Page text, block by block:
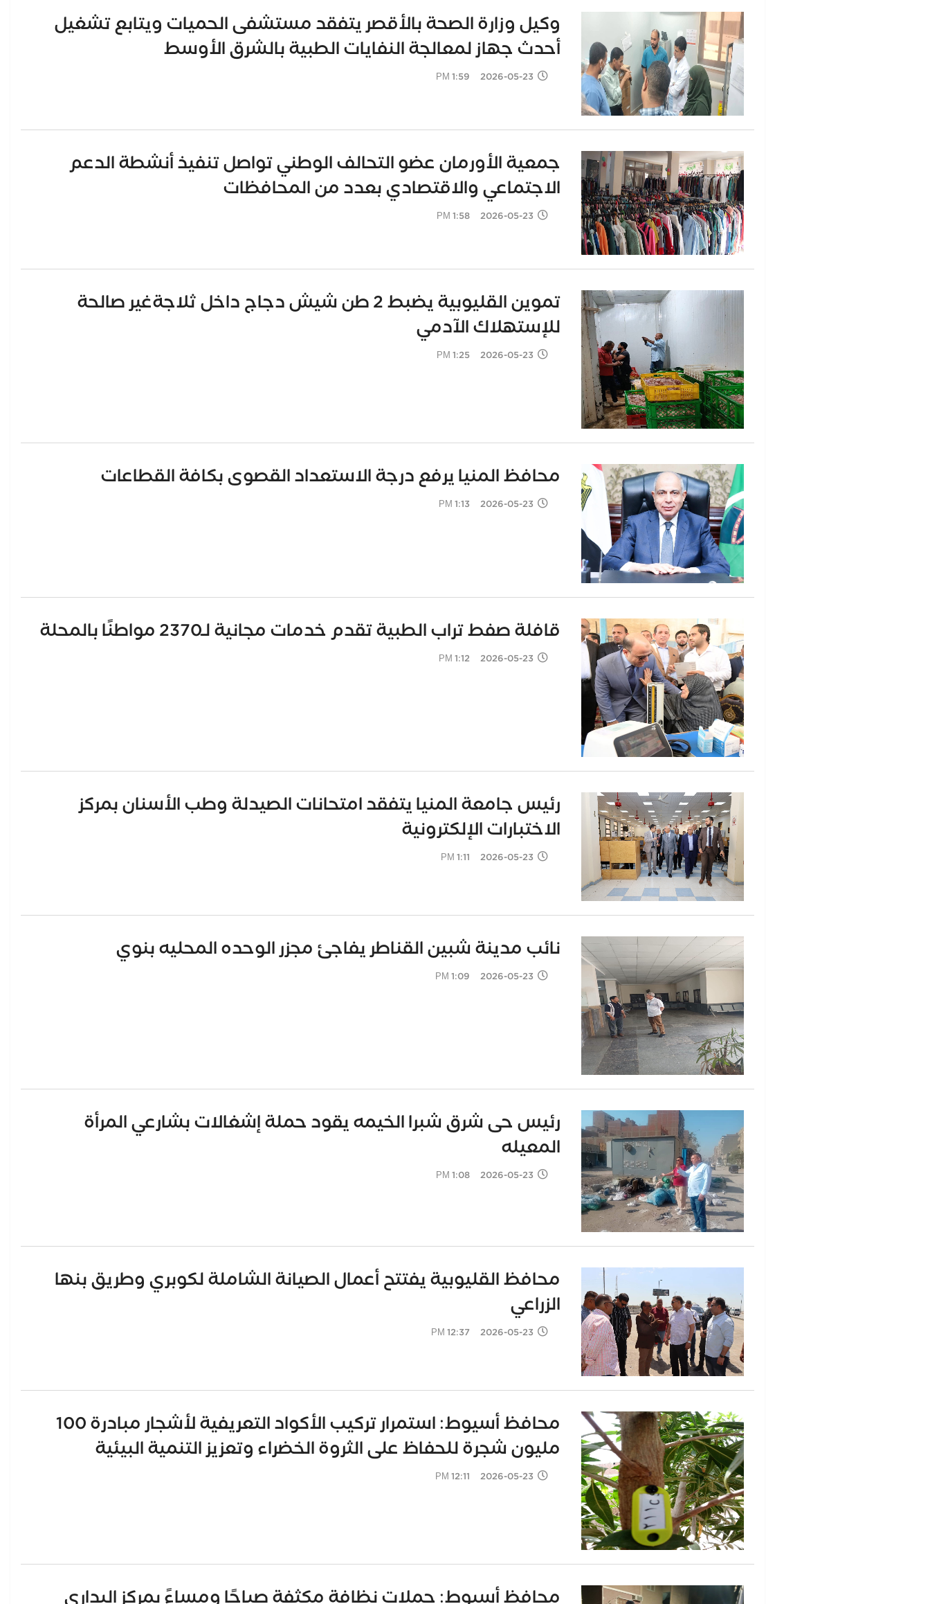
وكيل وزارة الصحة بالأقصر يتفقد مستشفى الحميات ويتابع تشغيل
أحدث جهاز لمعالجة النفايات الطبية بالشرق الأوسط
2026-05-23 1:59 PM
جمعية الأورمان عضو التحالف الوطني تواصل تنفيذ أنشطة الدعم
الاجتماعي والاقتصادي بعدد من المحافظات
2026-05-23 1:58 PM
تموين القليوبية يضبط 2 طن شيش دجاج داخل ثلاجةغير صالحة
للإستهلاك الآدمي
2026-05-23 1:25 PM
محافظ المنيا يرفع درجة الاستعداد القصوى بكافة القطاعات
2026-05-23 1:13 PM
قافلة صفط تراب الطبية تقدم خدمات مجانية لـ2370 مواطنًا بالمحلة
2026-05-23 1:12 PM
رئيس جامعة المنيا يتفقد امتحانات الصيدلة وطب الأسنان بمركز
الاختبارات الإلكترونية
2026-05-23 1:11 PM
نائب مدينة شبين القناطر يفاجئ مجزر الوحده المحليه بنوي
2026-05-23 1:09 PM
رئيس حى شرق شبرا الخيمه يقود حملة إشغالات بشارعي المرأة
المعيله
2026-05-23 1:08 PM
محافظ القليوبية يفتتح أعمال الصيانة الشاملة لكوبري وطريق بنها
الزراعي
2026-05-23 12:37 PM
محافظ أسيوط: استمرار تركيب الأكواد التعريفية لأشجار مبادرة 100
مليون شجرة للحفاظ على الثروة الخضراء وتعزيز التنمية البيئية
2026-05-23 12:11 PM
محافظ أسيوط: حملات نظافة مكثفة صباحًا ومساءً بمركز البداري